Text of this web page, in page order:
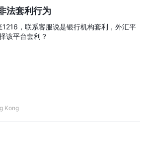
di trading, ATC garantisce che i trader
tecnologia solida e un'esperienza di
di continuità, consentendo loro di
ed eseguire operazioni in modo
delle piattaforme di trading di
la disponibilità delle piattaforme di
al broker e al tipo di conto. Si
法套利行为
，联系客服说是银行机构套利，外汇平
该平台套利？
Kong